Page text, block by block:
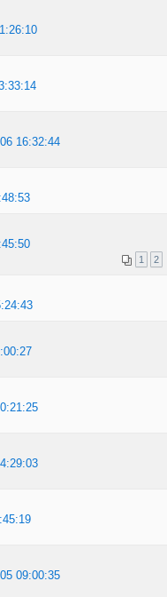
16:32:44
1 2
09:00:35